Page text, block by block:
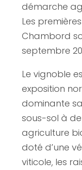
démarche
Les
Chambord
septembre
Le vignoble
exposition
dominante
sous-sol à de
agriculture
doté d’une
viticole, les